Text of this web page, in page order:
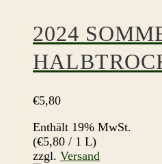
2024
€5,80
Enthält 19% MwSt.
(€5,80 / 1 L)
zzgl. Versand